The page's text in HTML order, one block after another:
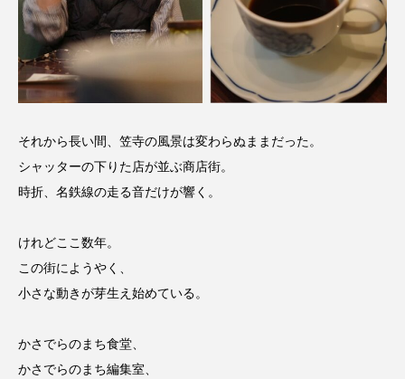
それから長い間、笠寺の風景は変わらぬままだった。
シャッターの下りた店が並ぶ商店街。
時折、名鉄線の走る音だけが響く。
けれどここ数年。
この街にようやく、
小さな動きが芽生え始めている。
かさでらのまち食堂、
かさでらのまち編集室、